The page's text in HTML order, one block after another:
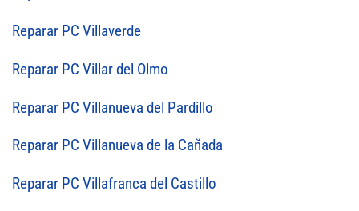
Reparar PC Villaverde
Reparar PC Villar del Olmo
Reparar PC Villanueva del Pardillo
Reparar PC Villanueva de la Cañada
Reparar PC Villafranca del Castillo